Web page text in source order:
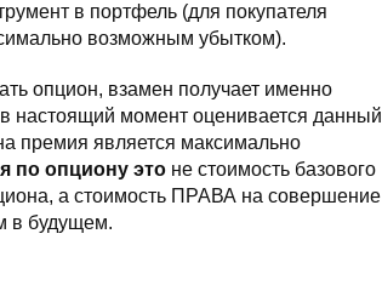
в портфель (для покупателя
возможным убытком).
опцион, взамен получает именно
настоящий момент оценивается данный
премия является максимально
по опциону этоне стоимость базового
а стоимость ПРАВА на совершение
в будущем.